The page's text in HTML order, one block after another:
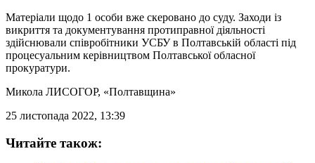
Матеріали щодо 1 особи вже скеровано до суду. Заходи із
викриття та документування протиправної діяльності
здійснювали співробітники УСБУ в Полтавській області під
процесуальним керівництвом Полтавської обласної
прокуратури.
Микола ЛИСОГОР, «Полтавщина»
25 листопада 2022, 13:39
Читайте також: